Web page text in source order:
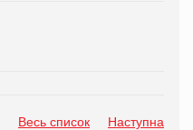
Весь список Наступна